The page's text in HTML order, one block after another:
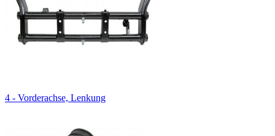
4 - Vorderachse, Lenkung